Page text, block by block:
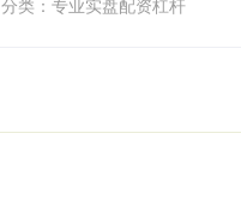
分类： 专业实盘配资杠杆